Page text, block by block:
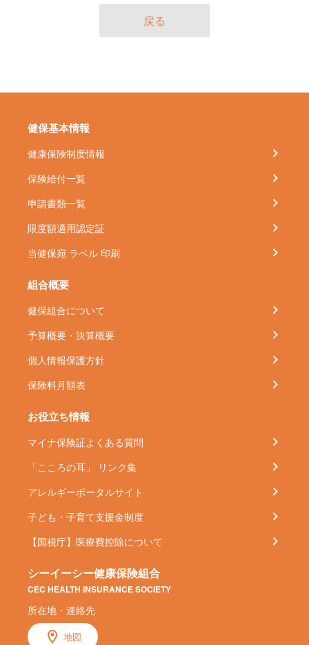
戻る
健保基本情報
健康保険制度情報
保険給付一覧
申請書類一覧
限度額適用認定証
当健保宛 ラベル 印刷
組合概要
健保組合について
予算概要・決算概要
個人情報保護方針
保険料月額表
お役立ち情報
マイナ保険証よくある質問
「こころの耳」 リンク集
アレルギーポータルサイト
子ども・子育て支援金制度
【国税庁】医療費控除について
シーイーシー健康保険組合
CEC HEALTH INSURANCE SOCIETY
所在地・連絡先
地図